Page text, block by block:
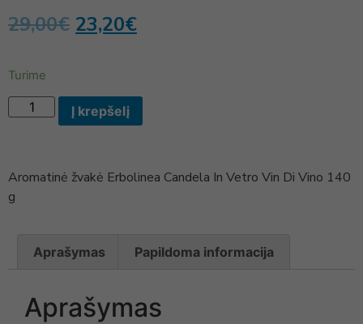
29,00€ 23,20€
Turime
Į krepšelį
Aromatinė žvakė Erbolinea Candela In Vetro Vin Di Vino 140
g
Aprašymas Papildoma informacija
Aprašymas